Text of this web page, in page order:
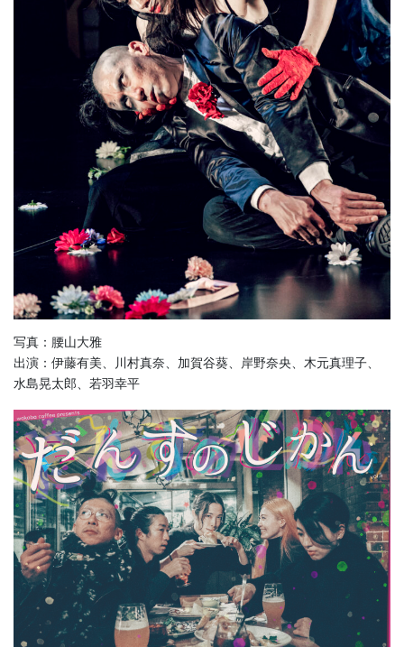
写真：腰山大雅
出演：伊藤有美、川村真奈、加賀谷葵、岸野奈央、木元真理子、
水島晃太郎、若羽幸平